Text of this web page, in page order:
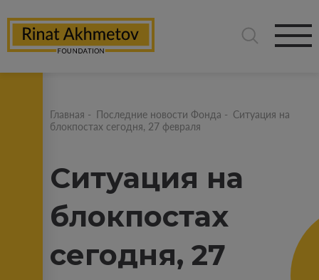
Главная - Последние новости Фонда - Ситуация на
блокпостах сегодня, 27 февраля
Ситуация на
блокпостах
сегодня, 27